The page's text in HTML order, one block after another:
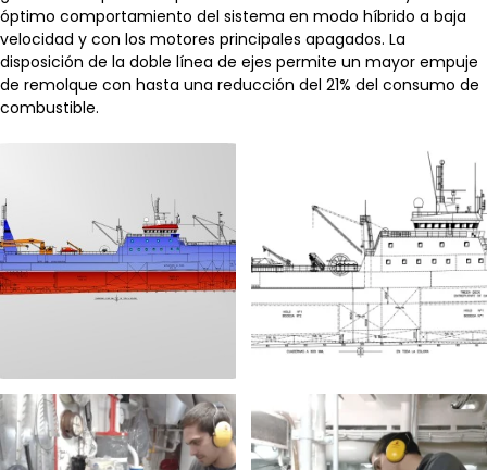
óptimo comportamiento del sistema en modo híbrido a baja
velocidad y con los motores principales apagados. La
disposición de la doble línea de ejes permite un mayor empuje
de remolque con hasta una reducción del 21% del consumo de
combustible.